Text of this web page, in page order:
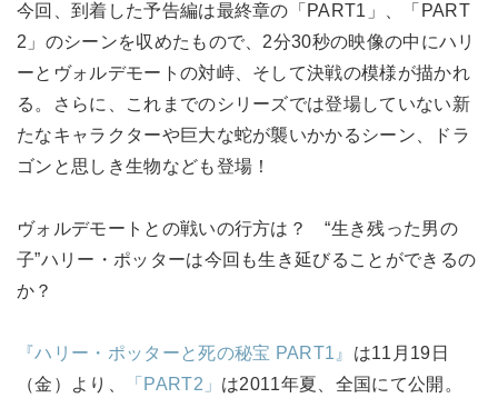
今回、到着した予告編は最終章の「PART1」、「PART
2」のシーンを収めたもので、2分30秒の映像の中にハリ
ーとヴォルデモートの対峙、そして決戦の模様が描かれ
る。さらに、これまでのシリーズでは登場していない新
たなキャラクターや巨大な蛇が襲いかかるシーン、ドラ
ゴンと思しき生物なども登場！
ヴォルデモートとの戦いの行方は？ “生き残った男の
子”ハリー・ポッターは今回も生き延びることができるの
か？
『ハリー・ポッターと死の秘宝 PART1』 は11月19日
（金）より、
「PART2」 は2011年夏、全国にて公開。